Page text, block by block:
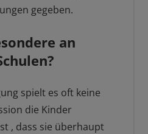
gegeben.
an
spielt es oft keine
die Kinder
, dass sie überhaupt